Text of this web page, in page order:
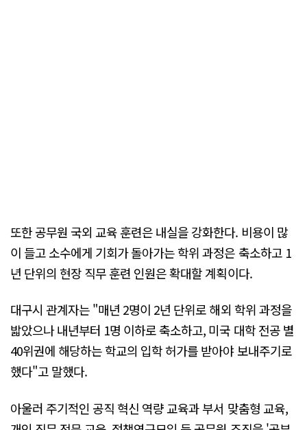
또한 공무원 국외 교육 훈련은 내실을 강화한다. 비용이 많
이 들고 소수에게 기회가 돌아가는 학위 과정은 축소하고 1
년 단위의 현장 직무 훈련 인원은 확대할 계획이다.
대구시 관계자는 "매년 2명이 2년 단위로 해외 학위 과정을
밟았으나 내년부터 1명 이하로 축소하고, 미국 대학 전공 별
40위권에 해당하는 학교의 입학 허가를 받아야 보내주기로
했다"고 말했다.
아울러 주기적인 공직 혁신 역량 교육과 부서 맞춤형 교육,